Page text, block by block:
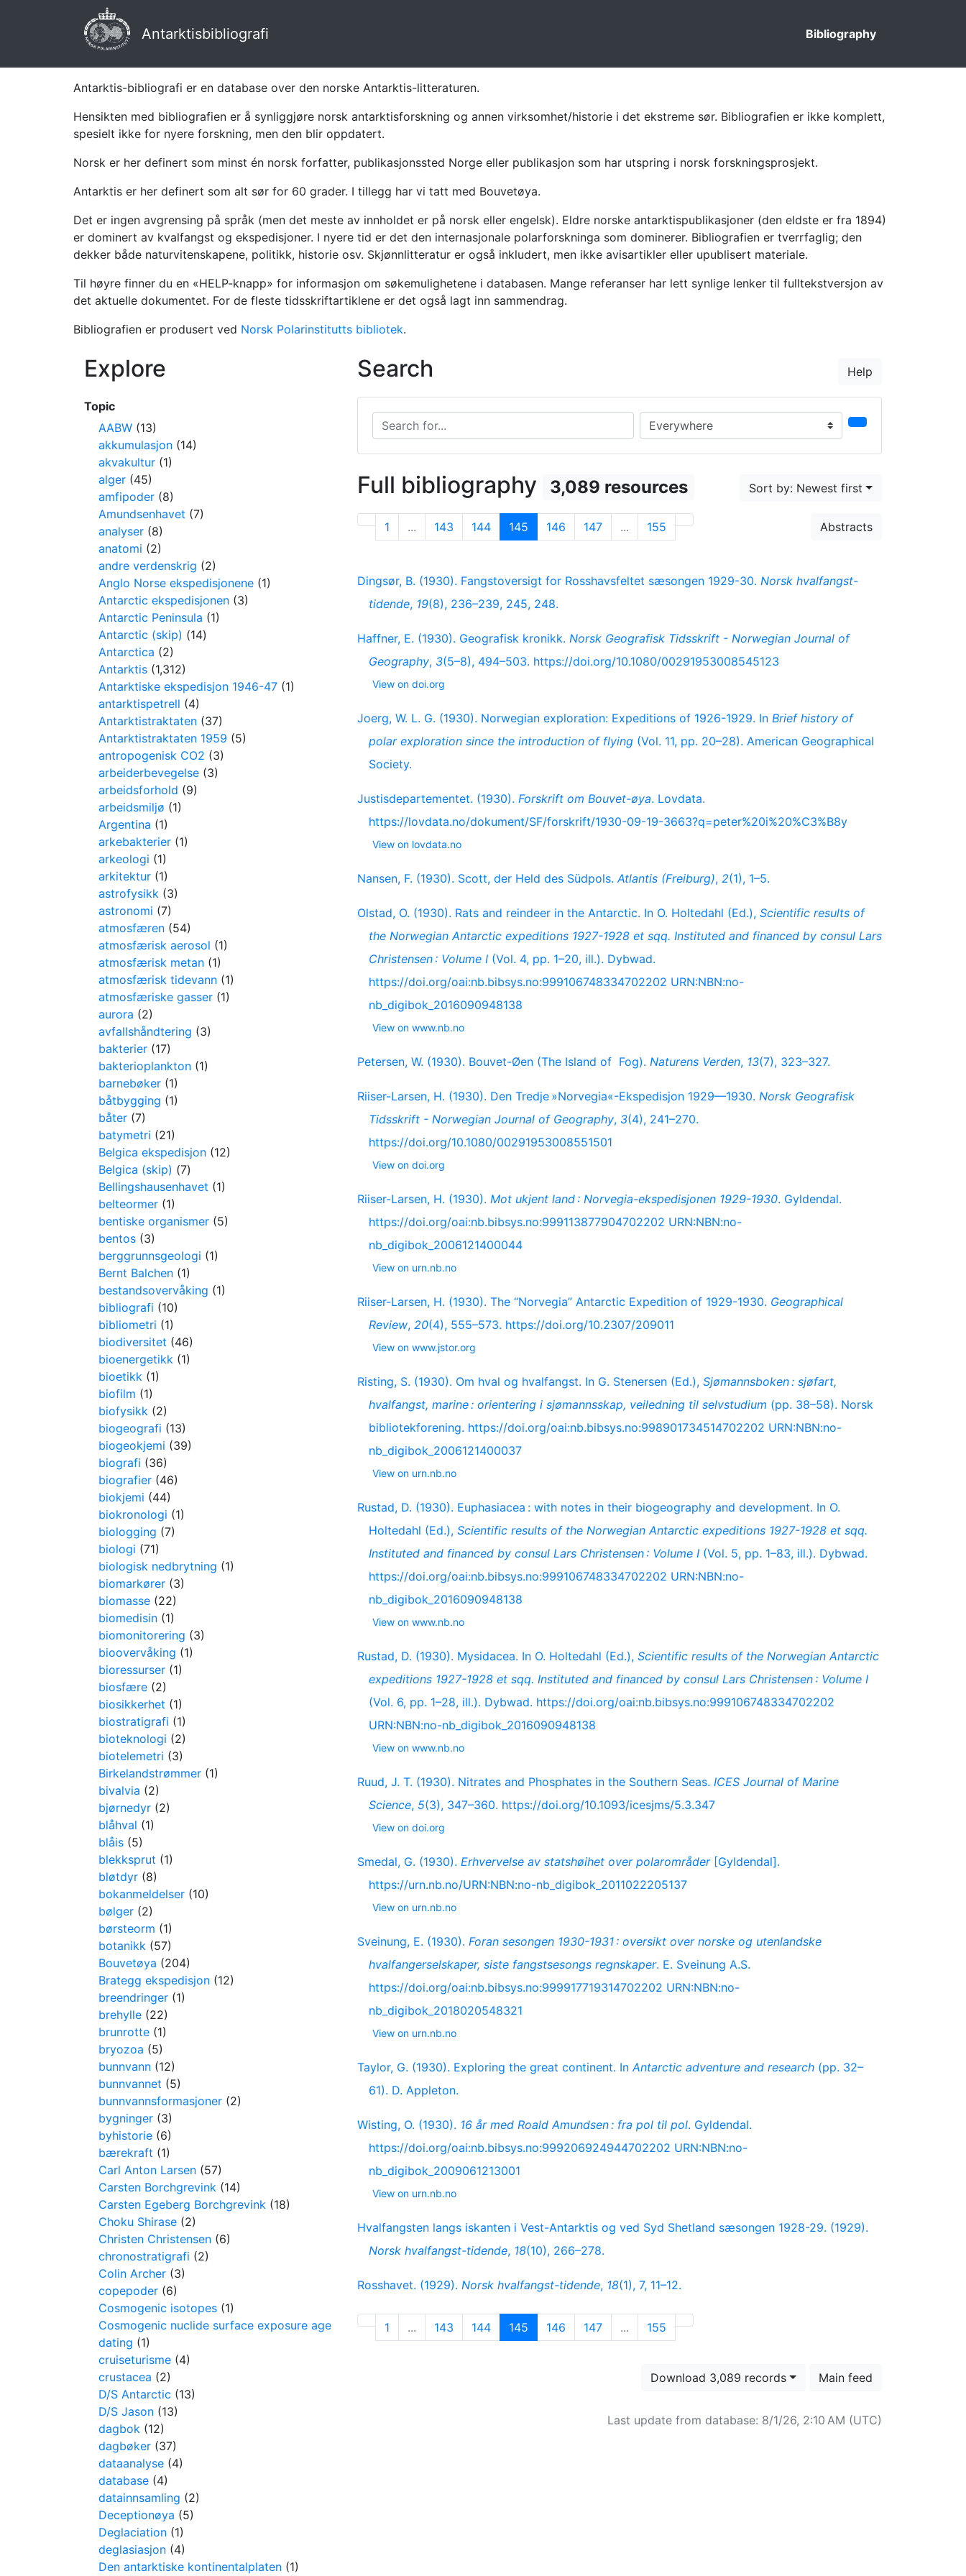
Antarktisbibliografi Bibliography
Antarktis-bibliografi er en database over den norske Antarktis-litteraturen.
Hensikten med bibliografien er å synliggjøre norsk antarktisforskning og annen virksomhet/historie i det ekstreme sør. Bibliografien er ikke komplett,
spesielt ikke for nyere forskning, men den blir oppdatert.
Norsk er her definert som minst én norsk forfatter, publikasjonssted Norge eller publikasjon som har utspring i norsk forskningsprosjekt.
Antarktis er her definert som alt sør for 60 grader. I tillegg har vi tatt med Bouvetøya.
Det er ingen avgrensing på språk (men det meste av innholdet er på norsk eller engelsk). Eldre norske antarktispublikasjoner (den eldste er fra 1894)
er dominert av kvalfangst og ekspedisjoner. I nyere tid er det den internasjonale polarforskninga som dominerer. Bibliografien er tverrfaglig; den
dekker både naturvitenskapene, politikk, historie osv. Skjønnlitteratur er også inkludert, men ikke avisartikler eller upublisert materiale.
Til høyre finner du en «HELP-knapp» for informasjon om søkemulighetene i databasen. Mange referanser har lett synlige lenker til fulltekstversjon av
det aktuelle dokumentet. For de fleste tidsskriftartiklene er det også lagt inn sammendrag.
Bibliografien er produsert ved Norsk Polarinstitutts bibliotek.
Search Help
Search for... Search in...
Full bibliography 3,089 resources Sort by: Newest first
1 ... 143 144 145 146 147 ... 155 Abstracts
Dingsør, B. (1930). Fangstoversigt for Rosshavsfeltet sæsongen 1929-30. Norsk hvalfangst-
tidende, 19(8), 236–239, 245, 248.
Haffner, E. (1930). Geografisk kronikk. Norsk Geografisk Tidsskrift - Norwegian Journal of
Geography, 3(5–8), 494–503. https://doi.org/10.1080/00291953008545123
View on doi.org
Joerg, W. L. G. (1930). Norwegian exploration: Expeditions of 1926-1929. In Brief history of
polar exploration since the introduction of flying (Vol. 11, pp. 20–28). American Geographical
Society.
Justisdepartementet. (1930). Forskrift om Bouvet-øya. Lovdata.
https://lovdata.no/dokument/SF/forskrift/1930-09-19-3663?q=peter%20i%20%C3%B8y
View on lovdata.no
Nansen, F. (1930). Scott, der Held des Südpols.Atlantis (Freiburg), 2(1), 1–5.
Olstad, O. (1930). Rats and reindeer in the Antarctic. In O. Holtedahl (Ed.), Scientific results of
the Norwegian Antarctic expeditions 1927-1928 et sqq. Instituted and financed by consul Lars
Christensen : Volume I (Vol. 4, pp. 1–20, ill.). Dybwad.
https://doi.org/oai:nb.bibsys.no:999106748334702202 URN:NBN:no-
nb_digibok_2016090948138
View on www.nb.no
Petersen, W. (1930). Bouvet-Øen (The Island of Fog). Naturens Verden, 13(7), 323–327.
Riiser-Larsen, H. (1930). Den Tredje »Norvegia«-Ekspedisjon 1929—1930. Norsk Geografisk
Tidsskrift - Norwegian Journal of Geography, 3(4), 241–270.
https://doi.org/10.1080/00291953008551501
View on doi.org
Riiser-Larsen, H. (1930). Mot ukjent land : Norvegia-ekspedisjonen 1929-1930. Gyldendal.
https://doi.org/oai:nb.bibsys.no:999113877904702202 URN:NBN:no-
nb_digibok_2006121400044
View on urn.nb.no
Riiser-Larsen, H. (1930). The “Norvegia” Antarctic Expedition of 1929-1930. Geographical
Review, 20(4), 555–573. https://doi.org/10.2307/209011
View on www.jstor.org
Risting, S. (1930). Om hval og hvalfangst. In G. Stenersen (Ed.), Sjømannsboken : sjøfart,
hvalfangst, marine : orientering i sjømannsskap, veiledning til selvstudium (pp. 38–58). Norsk
bibliotekforening. https://doi.org/oai:nb.bibsys.no:998901734514702202 URN:NBN:no-
nb_digibok_2006121400037
View on urn.nb.no
Rustad, D. (1930). Euphasiacea : with notes in their biogeography and development. In O.
Holtedahl (Ed.), Scientific results of the Norwegian Antarctic expeditions 1927-1928 et sqq.
Instituted and financed by consul Lars Christensen : Volume I (Vol. 5, pp. 1–83, ill.). Dybwad.
https://doi.org/oai:nb.bibsys.no:999106748334702202 URN:NBN:no-
nb_digibok_2016090948138
View on www.nb.no
Rustad, D. (1930). Mysidacea. In O. Holtedahl (Ed.), Scientific results of the Norwegian Antarctic
expeditions 1927-1928 et sqq. Instituted and financed by consul Lars Christensen : Volume I
(Vol. 6, pp. 1–28, ill.). Dybwad. https://doi.org/oai:nb.bibsys.no:999106748334702202
URN:NBN:no-nb_digibok_2016090948138
View on www.nb.no
Ruud, J. T. (1930). Nitrates and Phosphates in the Southern Seas. ICES Journal of Marine
Science, 5(3), 347–360. https://doi.org/10.1093/icesjms/5.3.347
View on doi.org
Smedal, G. (1930). Erhvervelse av statshøihet over polarområder[Gyldendal].
https://urn.nb.no/URN:NBN:no-nb_digibok_2011022205137
View on urn.nb.no
Sveinung, E. (1930). Foran sesongen 1930-1931 : oversikt over norske og utenlandske
hvalfangerselskaper, siste fangstsesongs regnskaper. E. Sveinung A.S.
https://doi.org/oai:nb.bibsys.no:999917719314702202 URN:NBN:no-
nb_digibok_2018020548321
View on urn.nb.no
Taylor, G. (1930). Exploring the great continent. InAntarctic adventure and research (pp. 32–
61). D. Appleton.
Wisting, O. (1930). 16 år med Roald Amundsen : fra pol til pol. Gyldendal.
https://doi.org/oai:nb.bibsys.no:999206924944702202 URN:NBN:no-
nb_digibok_2009061213001
View on urn.nb.no
Hvalfangsten langs iskanten i Vest-Antarktis og ved Syd Shetland sæsongen 1928-29. (1929).
Norsk hvalfangst-tidende, 18(10), 266–278.
Rosshavet. (1929). Norsk hvalfangst-tidende, 18(1), 7, 11–12.
1 ... 143 144 145 146 147 ... 155
Download 3,089 records Main feed
Last update from database: 8/1/26, 2:10 AM (UTC)
Explore
Topic
AABW (13)
akkumulasjon (14)
akvakultur (1)
alger (45)
amfipoder (8)
Amundsenhavet (7)
analyser (8)
anatomi (2)
andre verdenskrig (2)
Anglo Norse ekspedisjonene (1)
Antarctic ekspedisjonen (3)
Antarctic Peninsula (1)
Antarctic (skip) (14)
Antarctica (2)
Antarktis (1,312)
Antarktiske ekspedisjon 1946-47 (1)
antarktispetrell (4)
Antarktistraktaten (37)
Antarktistraktaten 1959 (5)
antropogenisk CO2 (3)
arbeiderbevegelse (3)
arbeidsforhold (9)
arbeidsmiljø (1)
Argentina (1)
arkebakterier (1)
arkeologi (1)
arkitektur (1)
astrofysikk (3)
astronomi (7)
atmosfæren (54)
atmosfærisk aerosol (1)
atmosfærisk metan (1)
atmosfærisk tidevann (1)
atmosfæriske gasser (1)
aurora (2)
avfallshåndtering (3)
bakterier (17)
bakterioplankton (1)
barnebøker (1)
båtbygging (1)
båter (7)
batymetri (21)
Belgica ekspedisjon (12)
Belgica (skip) (7)
Bellingshausenhavet (1)
belteormer (1)
bentiske organismer (5)
bentos (3)
berggrunnsgeologi (1)
Bernt Balchen (1)
bestandsovervåking (1)
bibliografi (10)
bibliometri (1)
biodiversitet (46)
bioenergetikk (1)
bioetikk (1)
biofilm (1)
biofysikk (2)
biogeografi (13)
biogeokjemi (39)
biografi (36)
biografier (46)
biokjemi (44)
biokronologi (1)
biologging (7)
biologi (71)
biologisk nedbrytning (1)
biomarkører (3)
biomasse (22)
biomedisin (1)
biomonitorering (3)
bioovervåking (1)
bioressurser (1)
biosfære (2)
biosikkerhet (1)
biostratigrafi (1)
bioteknologi (2)
biotelemetri (3)
Birkelandstrømmer (1)
bivalvia (2)
bjørnedyr (2)
blåhval (1)
blåis (5)
blekksprut (1)
bløtdyr (8)
bokanmeldelser (10)
bølger (2)
børsteorm (1)
botanikk (57)
Bouvetøya (204)
Brategg ekspedisjon (12)
breendringer (1)
brehylle (22)
brunrotte (1)
bryozoa (5)
bunnvann (12)
bunnvannet (5)
bunnvannsformasjoner (2)
bygninger (3)
byhistorie (6)
bærekraft (1)
Carl Anton Larsen (57)
Carsten Borchgrevink (14)
Carsten Egeberg Borchgrevink (18)
Choku Shirase (2)
Christen Christensen (6)
chronostratigrafi (2)
Colin Archer (3)
copepoder (6)
Cosmogenic isotopes (1)
Cosmogenic nuclide surface exposure age
dating (1)
cruiseturisme (4)
crustacea (2)
D/S Antarctic (13)
D/S Jason (13)
dagbok (12)
dagbøker (37)
dataanalyse (4)
database (4)
datainnsamling (2)
Deceptionøya (5)
Deglaciation (1)
deglasiasjon (4)
Den antarktiske kontinentalplaten (1)